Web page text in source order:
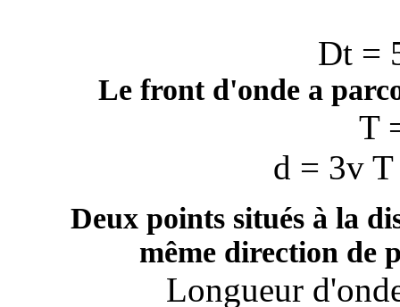
Dt =
Le front d'onde a
T
d = 3v
Deux points situés à la
même direction de
Longueur